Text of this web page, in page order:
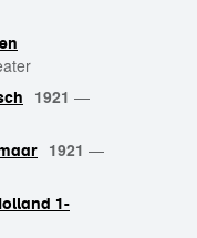
1921 —
1921 —
1-